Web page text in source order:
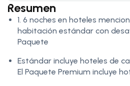
Resumen
1. 6 noches en hoteles
habitación estándar con
Paquete
Estándar incluye hoteles de
El Paquete Premium incluye